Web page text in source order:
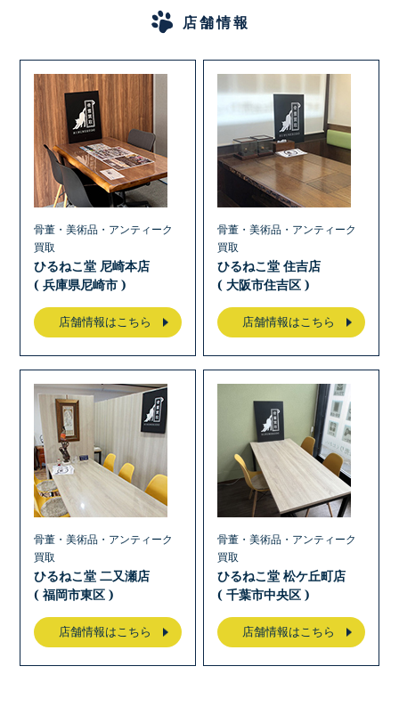
店舗情報
骨董・美術品・アンティーク
買取
ひるねこ堂 尼崎本店
( 兵庫県尼崎市 )
店舗情報はこちら
骨董・美術品・アンティーク
買取
ひるねこ堂 住吉店
( 大阪市住吉区 )
店舗情報はこちら
骨董・美術品・アンティーク
買取
ひるねこ堂 二又瀬店
( 福岡市東区 )
店舗情報はこちら
骨董・美術品・アンティーク
買取
ひるねこ堂 松ケ丘町店
( 千葉市中央区 )
店舗情報はこちら